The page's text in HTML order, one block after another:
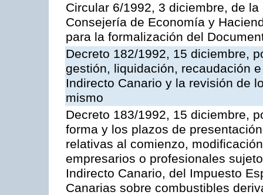
Circular 6/1992, 3 diciembre, de
Consejería de Economía y
para la formalización del
Decreto 182/1992, 15 diciembre,
gestión, liquidación, recaudación
Indirecto Canario y la revisión de
mismo
Decreto 183/1992, 15 diciembre,
forma y los plazos de
relativas al comienzo,
empresarios o profesionales
Indirecto Canario, del Impuesto
Canarias sobre combustibles